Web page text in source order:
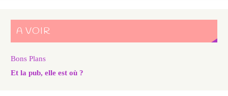
A VOIR
Bons Plans
Et la pub, elle est où ?